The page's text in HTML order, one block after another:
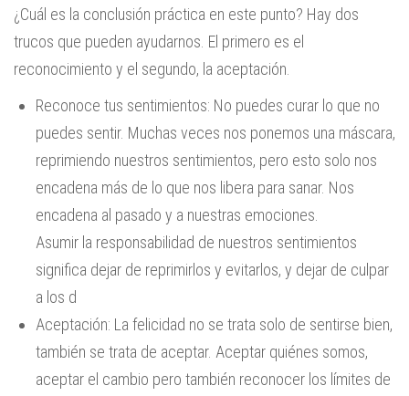
¿Cuál es la conclusión práctica en este punto? Hay dos
trucos que pueden ayudarnos. El primero es el
reconocimiento y el segundo, la aceptación.
Reconoce tus sentimientos: No puedes curar lo que no
puedes sentir. Muchas veces nos ponemos una máscara,
reprimiendo nuestros sentimientos, pero esto solo nos
encadena más de lo que nos libera para sanar. Nos
encadena al pasado y a nuestras emociones.
Asumir la responsabilidad de nuestros sentimientos
significa dejar de reprimirlos y evitarlos, y dejar de culpar
a los d
Aceptación: La felicidad no se trata solo de sentirse bien,
también se trata de aceptar. Aceptar quiénes somos,
aceptar el cambio pero también reconocer los límites de